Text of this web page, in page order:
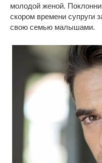
молодой женой.
скором времени супруги
свою семью малышами.